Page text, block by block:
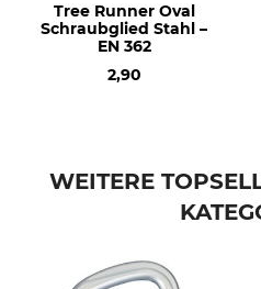
Tree Runner Oval
Schraubglied Stahl –
EN 362
2,90
WEITERE